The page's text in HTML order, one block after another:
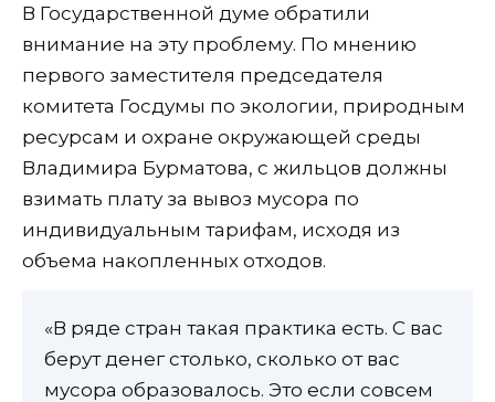
В Государственной думе обратили
внимание на эту проблему. По мнению
первого заместителя председателя
комитета Госдумы по экологии, природным
ресурсам и охране окружающей среды
Владимира Бурматова, с жильцов должны
взимать плату за вывоз мусора по
индивидуальным тарифам, исходя из
объема накопленных отходов.
«В ряде стран такая практика есть. С вас
берут денег столько, сколько от вас
мусора образовалось. Это если совсем